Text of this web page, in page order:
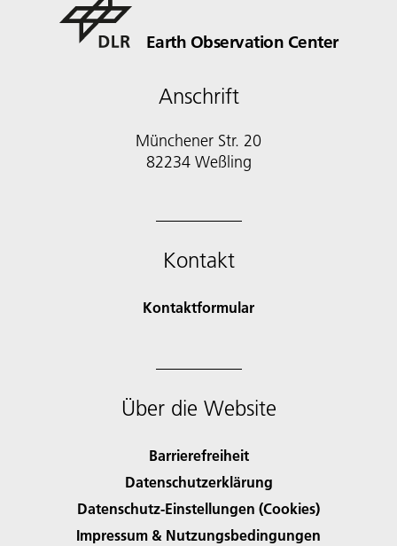
Earth Observation Center
Anschrift
Münchener Str. 20
Kontakt
Kontaktformular
Über die Website
Barrierefreiheit
Datenschutzerklärung
Datenschutz-Einstellungen (Cookies)
Impressum & Nutzungsbedingungen